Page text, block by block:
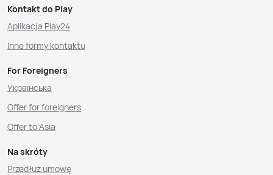
Kontakt do Play
Aplikacja Play24
Inne formy kontaktu
For Foreigners
Українська
Offer for foreigners
Offer to Asia
Na skróty
Przedłuż umowę